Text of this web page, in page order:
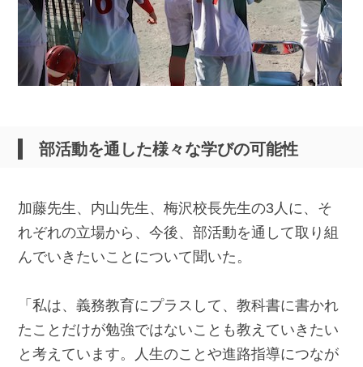
部活動を通した様々な学びの可能性
加藤先生、内山先生、梅沢校長先生の3人に、そ
れぞれの立場から、今後、部活動を通して取り組
んでいきたいことについて聞いた。
「私は、義務教育にプラスして、教科書に書かれ
たことだけが勉強ではないことも教えていきたい
と考えています。人生のことや進路指導につなが